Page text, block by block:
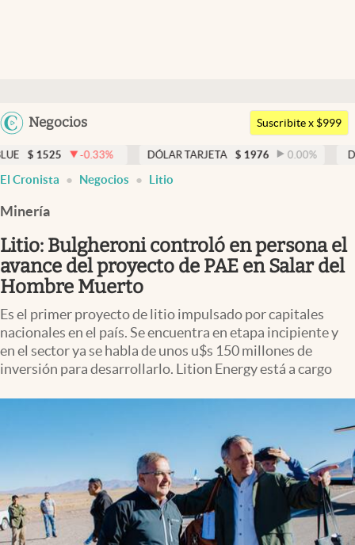
Argentina
Uruguay
Negocios
Members
Economía y Política
Finanzas y Mercados
Mercados Online
Negocios
Columnistas
Apertura
Infotechnology
Eventos Corporativos
El Cronista Studio
Suscribite x $999
-0.33% DÓLAR TARJETA $ 1976 0.00% DÓLAR MEP
El Cronista Negocios Litio
Minería
Litio: Bulgheroni controló en persona el
avance del proyecto de PAE en Salar del
Hombre Muerto
Es el primer proyecto de litio impulsado por capitales
nacionales en el país. Se encuentra en etapa incipiente y
en el sector ya se habla de unos u$s 150 millones de
inversión para desarrollarlo. Lition Energy está a cargo